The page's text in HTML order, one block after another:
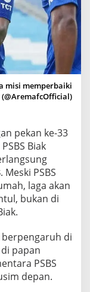
misi memperbaiki
pekan ke-33
Biak
PSBS
laga akan
bukan di
di
papan
PSBS
depan.